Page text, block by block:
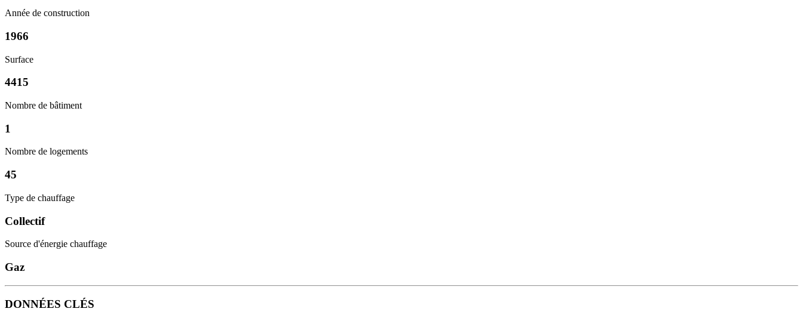
Année de construction
1966
Surface
4415
Nombre de bâtiment
1
Nombre de logements
45
Type de chauffage
Collectif
Source d'énergie chauffage
Gaz
DONNÉES CLÉS